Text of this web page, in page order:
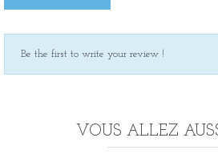
Be the first to write your review !
VOUS ALLEZ